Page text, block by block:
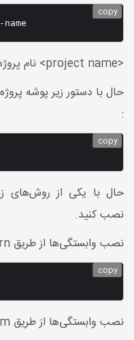
copy
<project name> نام پروژه دلخواه شما است.
حال با دستور زیر پوشه
:
copy
نصب کنید.
نصب وابستگی‌ها از طریق yarn :
copy
نصب وابستگی‌ها از طریق npm :